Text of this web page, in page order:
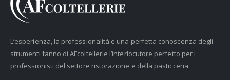
L’esperienza, la professionalità e una perfetta conoscenza degli
strumenti fanno di AFcoltellerie l’interlocutore perfetto per i
professionisti del settore ristorazione e della pasticceria.